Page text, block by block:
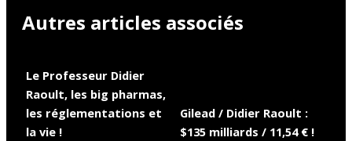
Autres articles associés
Le Professeur Didier
Raoult, les big pharmas,
les réglementations et
la vie !
Gilead / Didier Raoult :
$135 milliards / 11,54 € !